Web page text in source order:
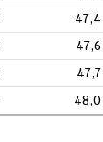
47,4
47,6
47,7
48,0